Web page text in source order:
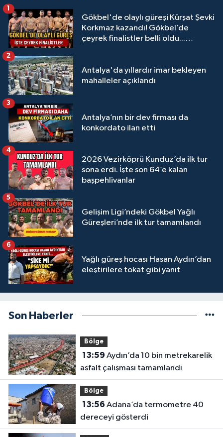
Gökbel'de olaylı güreşi Kürşat Şevki
Korkmaz kazandı! Gökbel’de
çeyrek finalistler belli oldu...
1
Antalya'da yıllardır imar bekleyen
mahalleler açıklandı
2
Antalya’nın bir dev firması da
konkordato ilan etti
3
2026 Vezirköprü Kunduz’da ilk tur
sona erdi. İşte son 64’e kalan
başpehlivanlar
4
Gelişim Ligi’ndeki Gökbel Yağlı
Güreşleri’nde ilk tur tamamlandı
5
Yağlı güreş hocası Hasan Aydın’dan
eleştirilere tokat gibi yanıt
6
Son Haberler
Bölge
13:59
asfalt çalışması tamamlandı
Bölge
13:56
dereceyi gösterdi